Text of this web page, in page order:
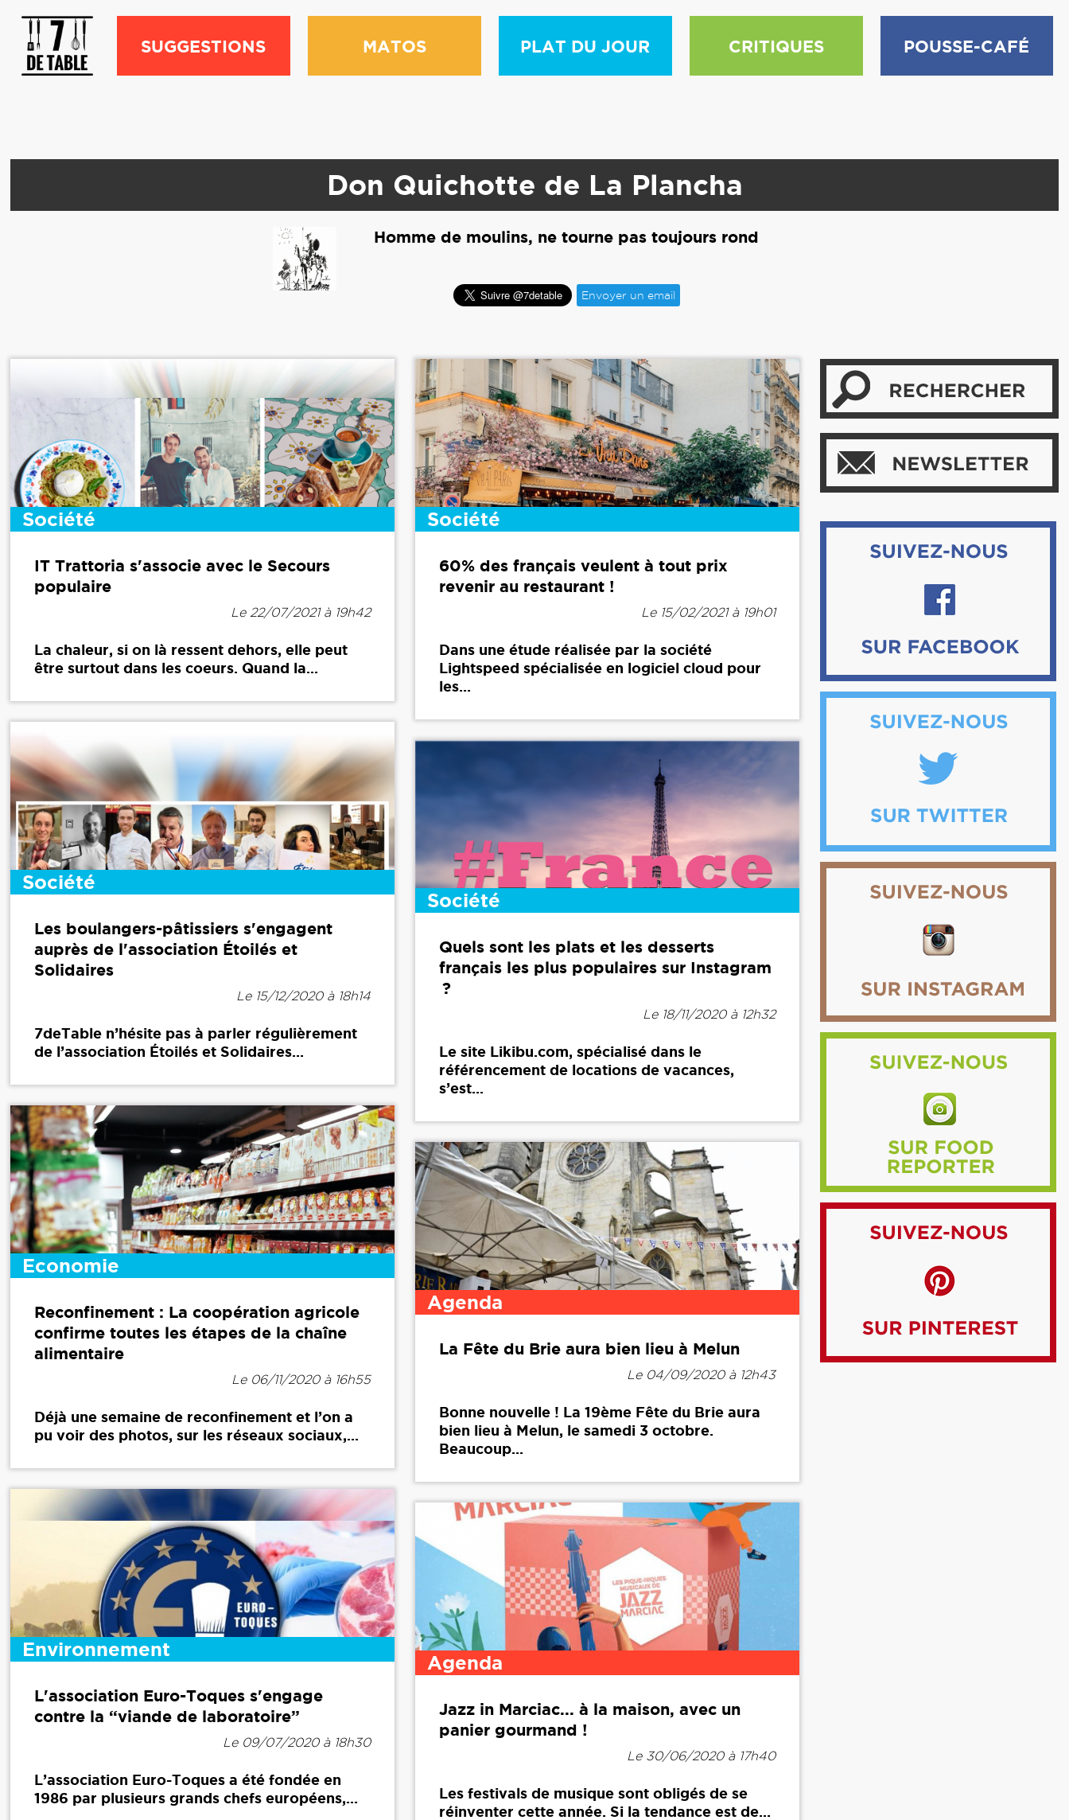
SUGGESTIONS MATOS PLAT DU JOUR CRITIQUES POUSSE-CAFÉ
Don Quichotte de La Plancha
Homme de moulins, ne tourne pas toujours rond
Envoyer un email
Société
IT Trattoria s'associe avec le Secours
populaire
Le 22/07/2021 à 19h42
La chaleur, si on là ressent dehors, elle peut
être surtout dans les coeurs. Quand la...
Société
60% des français veulent à tout prix
revenir au restaurant !
Le 15/02/2021 à 19h01
Dans une étude réalisée par la société
Lightspeed spécialisée en logiciel cloud pour
les...
Société
Les boulangers-pâtissiers s'engagent
auprès de l'association Étoilés et
Solidaires
Le 15/12/2020 à 18h14
7deTable n’hésite pas à parler régulièrement
de l’association Étoilés et Solidaires...
Société
Quels sont les plats et les desserts
français les plus populaires sur Instagram
?
Le 18/11/2020 à 12h32
Le site Likibu.com, spécialisé dans le
référencement de locations de vacances,
s’est...
Economie
Reconfinement : La coopération agricole
confirme toutes les étapes de la chaîne
alimentaire
Le 06/11/2020 à 16h55
Déjà une semaine de reconfinement et l’on a
pu voir des photos, sur les réseaux sociaux,...
Agenda
La Fête du Brie aura bien lieu à Melun
Le 04/09/2020 à 12h43
Bonne nouvelle ! La 19ème Fête du Brie aura
bien lieu à Melun, le samedi 3 octobre.
Beaucoup...
Environnement
L'association Euro-Toques s'engage
contre la “viande de laboratoire”
Le 09/07/2020 à 18h30
L’association Euro-Toques a été fondée en
1986 par plusieurs grands chefs européens,...
Agenda
Jazz in Marciac... à la maison, avec un
panier gourmand !
Le 30/06/2020 à 17h40
Les festivals de musique sont obligés de se
réinventer cette année. Si la tendance est de...